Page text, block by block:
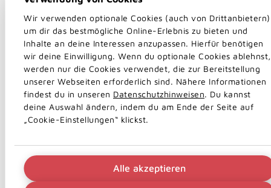
Wir verwenden optionale Cookies (auch von
um dir das bestmögliche Online-Erlebnis zu bieten und
Inhalte an deine Interessen anzupassen. Hierfür benötigen
wir deine Einwilligung. Wenn du optionale Cookies ablehnst,
werden nur die Cookies verwendet, die zur Bereitstellung
unserer Webseiten erforderlich sind. Nähere Informationen
findest du in unseren Datenschutzhinweisen. Du kannst
deine Auswahl ändern, indem du am Ende der Seite auf
„Cookie-Einstellungen“ klickst.
Alle akzeptieren
mehr vom Ausschluss betroffen. Und auch
Tumorerkrankungen an der Wirbelsäule sind nun
nicht mehr ausgeschlossen. Bisher fand sich im
Wortlaut der Zusatz "bösartige Tumorerkrankungen"
wieder.
Die neue Regelung schafft für viele Kundinnen und
Kunden definitiv mehr Sicherheit, an die Qualität der
Ausschlussklauseln von zum Beispiel einer
Lebensversicherung von 1871 a.G.
TOP oder FLOP?